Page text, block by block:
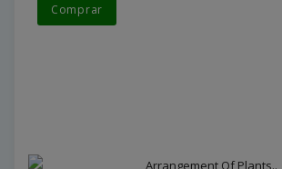
Comprar